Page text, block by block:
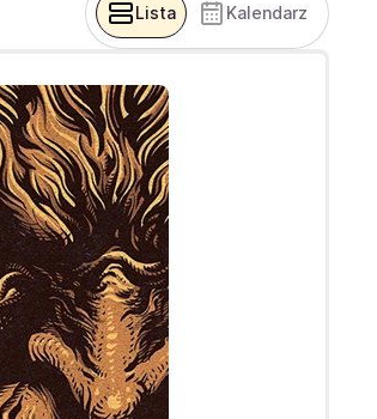
Lista Kalendarz